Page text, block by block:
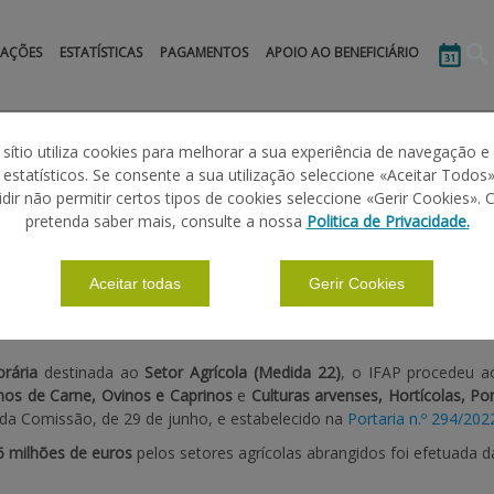
ESTATÍSTICAS PAGAMENTOS APOIO AO BENEFICIÁRIO
2022 – SETOR AGRÍCOLA –
destinada ao Setor Agrícola (Medida 22), o IFAP procedeu
de Carne, Ovinos e Caprinos e Culturas arvenses, Hortícolas,
da Comissão, de 29 de junho, e estabelecido na Portaria n.º 294/
milhões de euros pelos setores agrícolas abrangidos foi efetuada
sítio utiliza cookies para melhorar a sua experiência de navegação e
Se consente a sua utilização seleccione «Aceitar
não permitir certos tipos de cookies seleccione «Gerir Cookies».
pretenda saber mais, consulte a nossa Politica de Privacidade.
Aceitar todas Gerir Cookies